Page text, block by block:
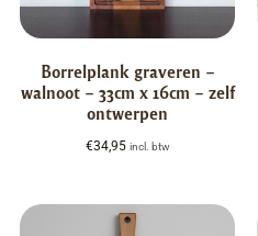
Borrelplank graveren –
walnoot – 33cm x 16cm – zelf
ontwerpen
€34,95 incl. btw